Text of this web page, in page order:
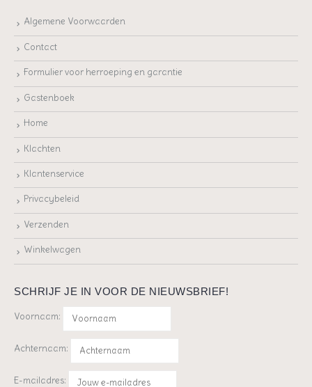
Algemene Voorwaarden
Contact
Formulier voor herroeping en garantie
Gastenboek
Home
Klachten
Klantenservice
Privacybeleid
Verzenden
Winkelwagen
SCHRIJF JE IN VOOR DE NIEUWSBRIEF!
Voornaam:
Achternaam:
E-mailadres: